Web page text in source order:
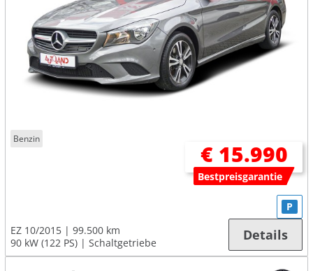
Benzin
€ 15.990
Bestpreisgarantie
EZ 10/2015
99.500 km
90 kW (122 PS)
Schaltgetriebe
P
Details